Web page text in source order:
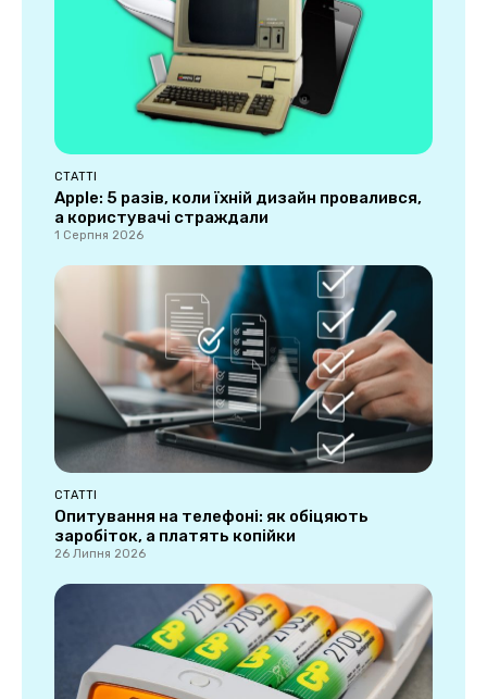
СТАТТІ
Apple: 5 разів, коли їхній дизайн провалився,
а користувачі страждали
1 Серпня 2026
СТАТТІ
Опитування на телефоні: як обіцяють
заробіток, а платять копійки
26 Липня 2026